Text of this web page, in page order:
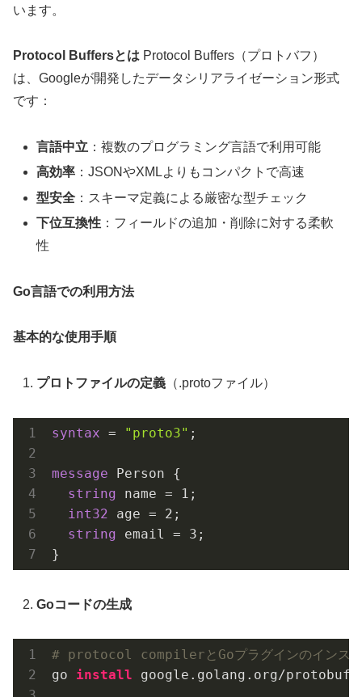
います。
Protocol Buffersとは Protocol Buffers（プロトバフ）
は、Googleが開発したデータシリアライゼーション形式
です：
言語中立 ：複数のプログラミング言語で利用可能
高効率 ：JSONやXMLよりもコンパクトで高速
型安全 ：スキーマ定義による厳密な型チェック
下位互換性 ：フィールドの追加・削除に対する柔軟
性
Go言語での利用方法
基本的な使用手順
プロトファイルの定義 （.protoファイル）
syntax = "proto3" ;
message Person {
string name = 1 ;
int32 age = 2 ;
string email = 3 ;
Goコードの生成
# protocol compilerとGoプラグインのインス
go install google.golang.org/protobuf/